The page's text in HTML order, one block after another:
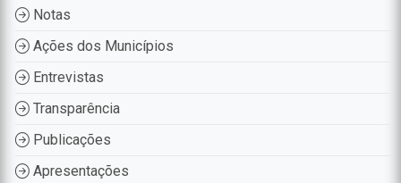
Notas
Ações dos Municípios
Entrevistas
Transparência
Publicações
Apresentações